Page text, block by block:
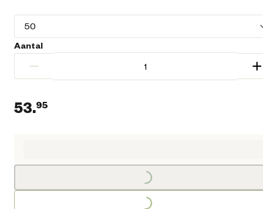
Aantal
− +
53.95
Loading...
Loading...